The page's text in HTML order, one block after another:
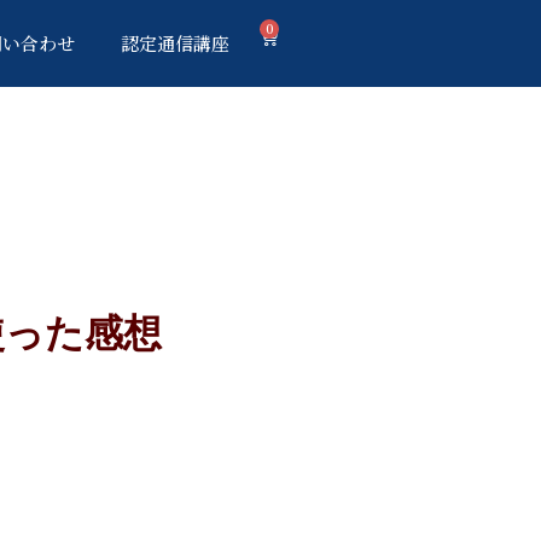
合わせ 認定通信講座
0
た感想